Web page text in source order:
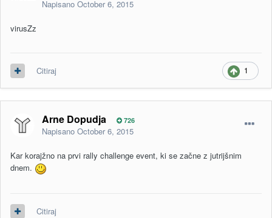
Napisano October 6, 2015
virusZz
1
Citiraj
Arne Dopudja 726
Napisano October 6, 2015
Kar korajžno na prvi rally challenge event, ki se začne z jutrijšnim
dnem.
Citiraj